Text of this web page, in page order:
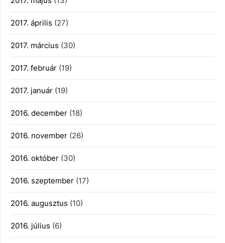
2017. április (27)
2017. március (30)
2017. február (19)
2017. január (19)
2016. december (18)
2016. november (26)
2016. október (30)
2016. szeptember (17)
2016. augusztus (10)
2016. július (6)